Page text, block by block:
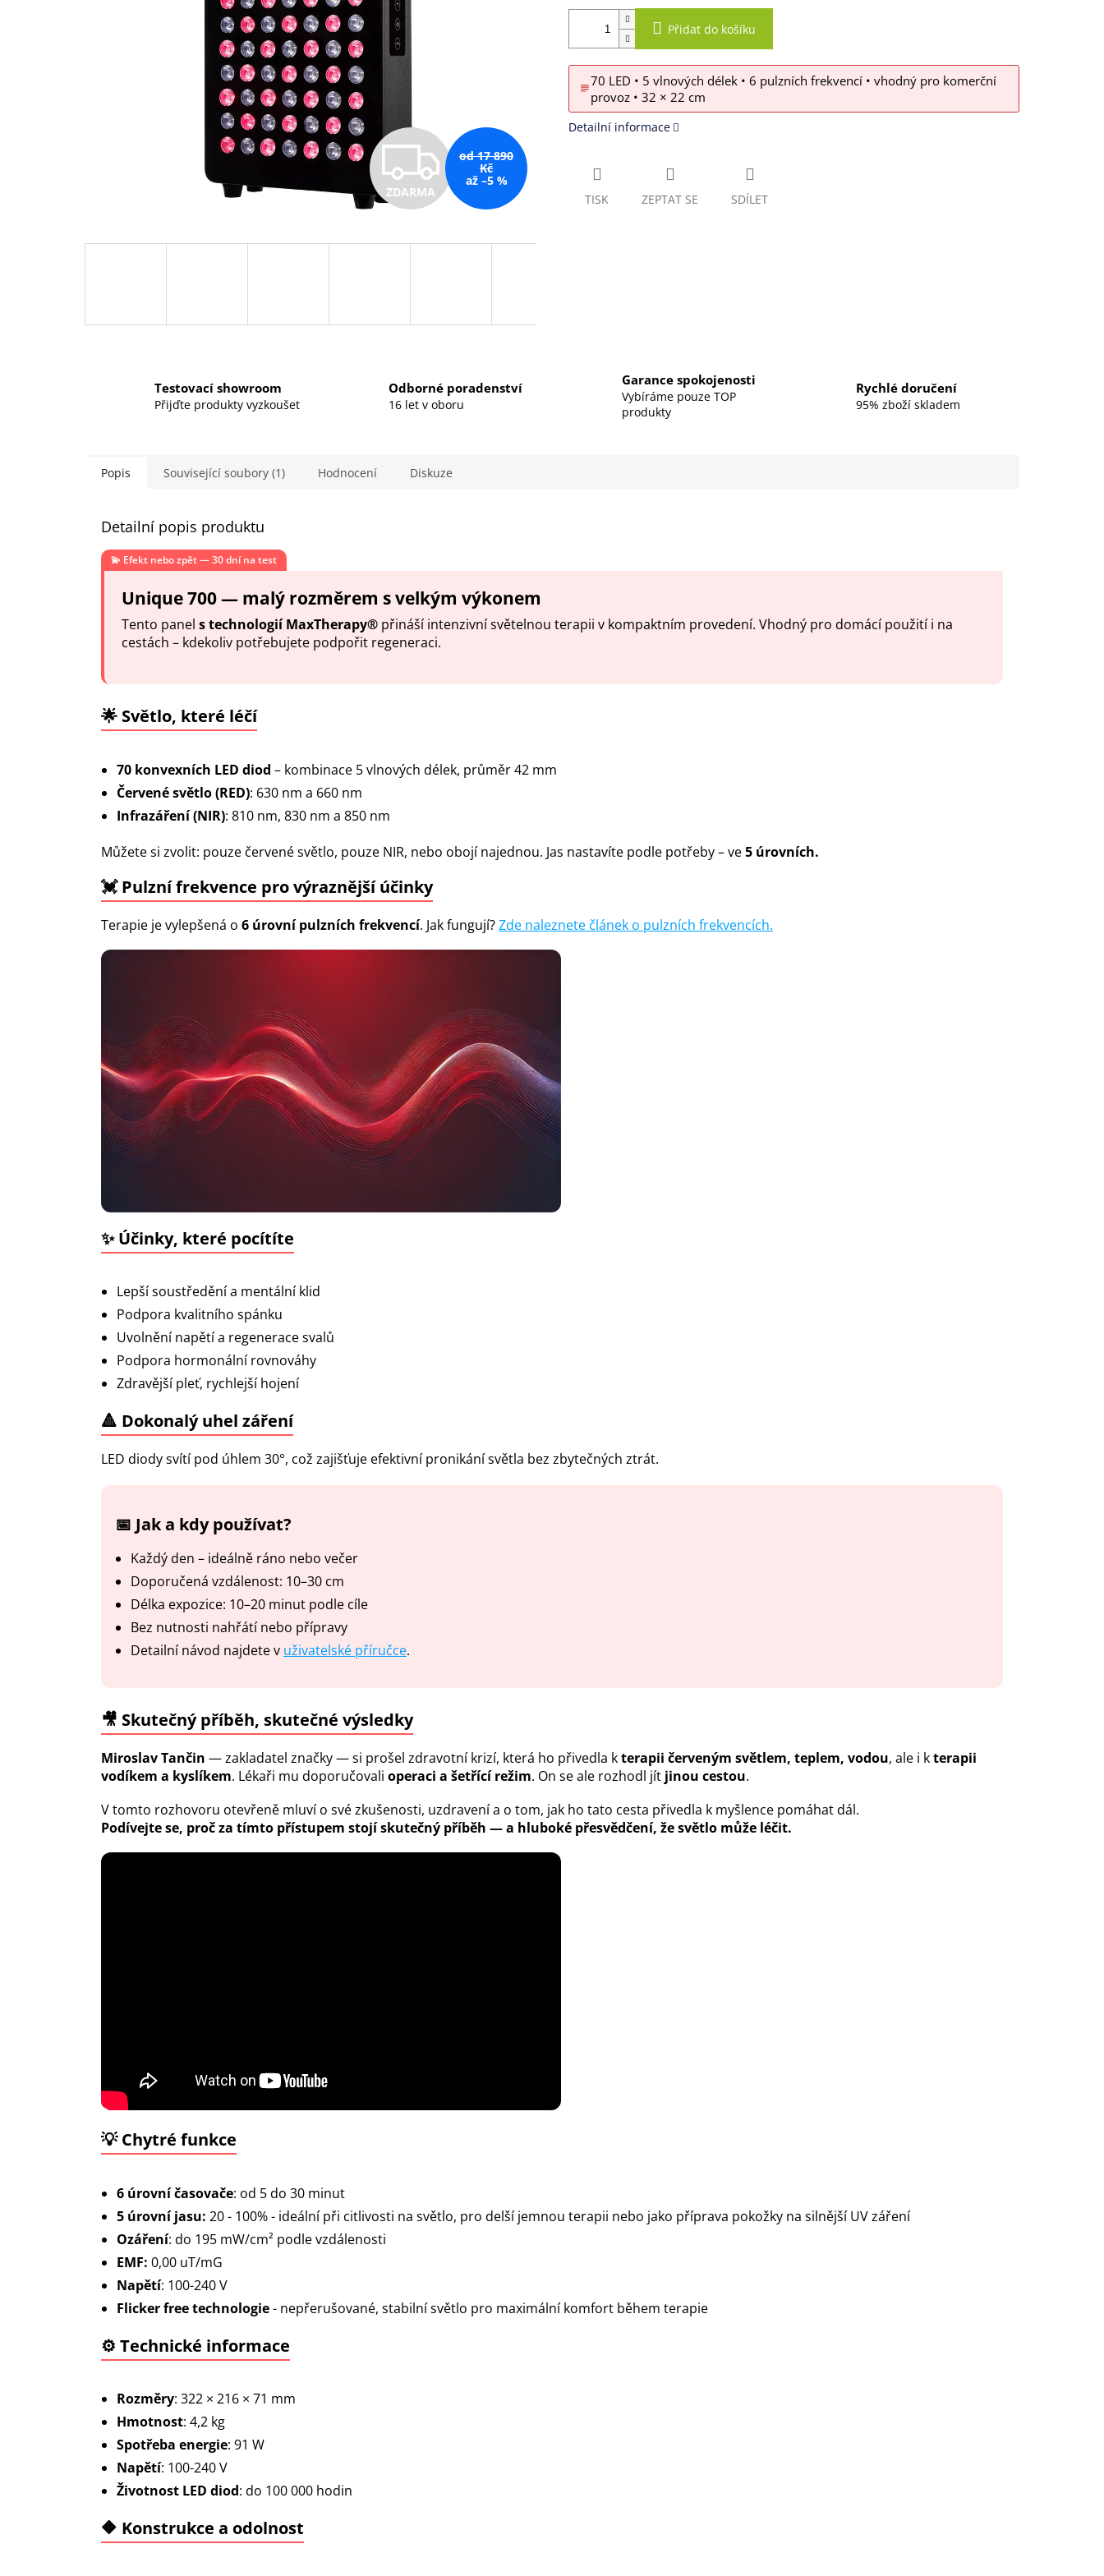
Z
D
R
M
ZDARMA
od 17 890
Kč
až –5 %
Přidat do košíku
70 LED • 5 vlnových délek • 6 pulzních frekvencí • vhodný pro komerční
provoz • 32 × 22 cm
Detailní informace
TISK ZEPTAT SE SDÍLET
Testovací showroom
Přijďte produkty vyzkoušet
Odborné poradenství
16 let v oboru
Garance spokojenosti
Vybíráme pouze TOP
produkty
Rychlé doručení
95% zboží skladem
Popis Související soubory (1) Hodnocení Diskuze
Detailní popis produktu
💫 Efekt nebo zpět — 30 dní na test
Unique 700 — malý rozměrem s velkým výkonem
Tento panel s technologií MaxTherapy® přináší intenzivní světelnou terapii v kompaktním provedení. Vhodný pro domácí použití i na
cestách – kdekoliv potřebujete podpořit regeneraci.
🌟 Světlo, které léčí
70 konvexních LED diod – kombinace 5 vlnových délek, průměr 42 mm
Červené světlo (RED): 630 nm a 660 nm
Infrazáření (NIR): 810 nm, 830 nm a 850 nm
Můžete si zvolit: pouze červené světlo, pouze NIR, nebo obojí najednou. Jas nastavíte podle potřeby – ve5 úrovních.
💓 Pulzní frekvence pro výraznější účinky
Terapie je vylepšená o 6 úrovní pulzních frekvencí. Jak fungují?Zde naleznete článek o pulzních frekvencích.
✨ Účinky, které pocítíte
Lepší soustředění a mentální klid
Podpora kvalitního spánku
Uvolnění napětí a regenerace svalů
Podpora hormonální rovnováhy
Zdravější pleť, rychlejší hojení
🔺 Dokonalý uhel záření
LED diody svítí pod úhlem 30°, což zajišťuje efektivní pronikání světla bez zbytečných ztrát.
📅 Jak a kdy používat?
Každý den – ideálně ráno nebo večer
Doporučená vzdálenost: 10–30 cm
Délka expozice: 10–20 minut podle cíle
Bez nutnosti nahřátí nebo přípravy
Detailní návod najdete v uživatelské příručce.
🎥 Skutečný příběh, skutečné výsledky
Miroslav Tančin — zakladatel značky — si prošel zdravotní krizí, která ho přivedla kterapii červeným světlem, teplem, vodou, ale i kterapii
vodíkem a kyslíkem. Lékaři mu doporučovali operaci a šetřící režim. On se ale rozhodl jít jinou cestou.
V tomto rozhovoru otevřeně mluví o své zkušenosti, uzdravení a o tom, jak ho tato cesta přivedla k myšlence pomáhat dál.
Podívejte se, proč za tímto přístupem stojí skutečný příběh — a hluboké přesvědčení, že světlo může léčit.
💡 Chytré funkce
6 úrovní časovače: od 5 do 30 minut
5 úrovní jasu: 20 - 100% - ideální při citlivosti na světlo, pro delší jemnou terapii nebo jako příprava pokožky na silnější UV záření
Ozáření: do 195 mW/cm² podle vzdálenosti
EMF: 0,00 uT/mG
Napětí: 100-240V
Flicker free technologie- nepřerušované, stabilní světlo pro maximální komfort během terapie
⚙️ Technické informace
Rozměry: 322 × 216 × 71 mm
Hmotnost: 4,2 kg
Spotřeba energie: 91 W
Napětí: 100-240V
Životnost LED diod: do 100 000 hodin
🔶 Konstrukce a odolnost